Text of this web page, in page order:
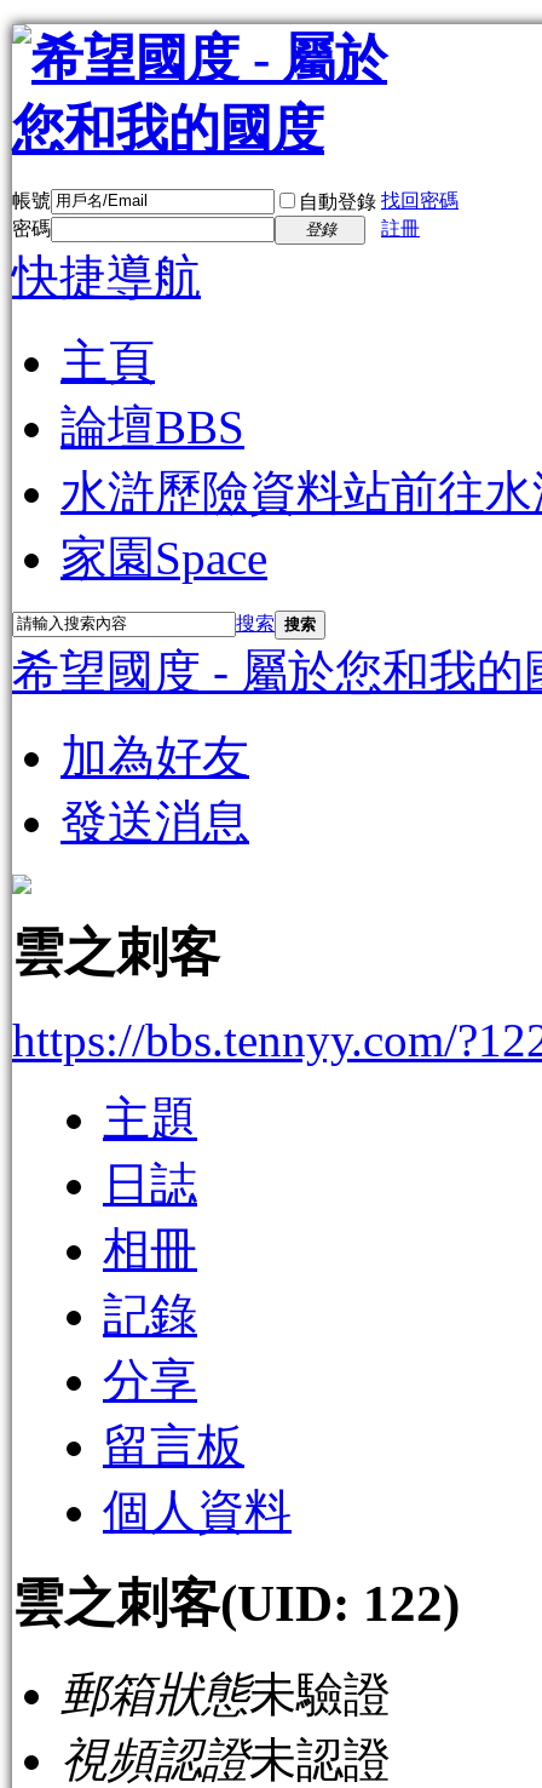
帳號 自動登錄 找回密碼
密碼
登錄 註冊
快捷導航
主頁
論壇BBS
水滸歷險資料站前往
家園Space
搜索 搜索
希望國度 - 屬於您和我的
加為好友
發送消息
雲之刺客
https://bbs.tennyy.com/
主題
日誌
相冊
記錄
分享
留言板
個人資料
雲之刺客(UID: 122)
郵箱狀態未驗證
視頻認證未認證